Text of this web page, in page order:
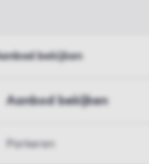
bekijken
Aanbod bekijken
Parkeren